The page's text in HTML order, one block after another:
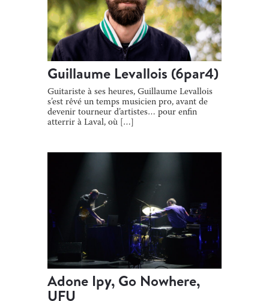
Guillaume Levallois (6par4)
Guitariste à ses heures, Guillaume Levallois
s’est rêvé un temps musicien pro, avant de
devenir tourneur d’artistes… pour enfin
atterrir à Laval, où […]
Adone Ipy, Go Nowhere,
UFU